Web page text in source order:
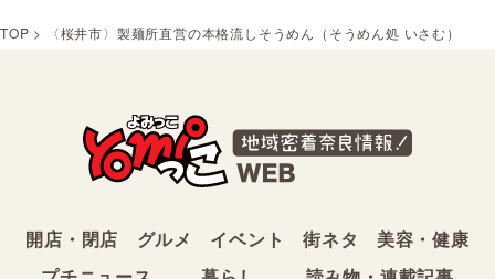
TOP > 〈桜井市〉製麺所直営の本格流しそうめん（そうめん処 いさむ）
開店・閉店 グルメ イベント 街ネタ
美容・健康